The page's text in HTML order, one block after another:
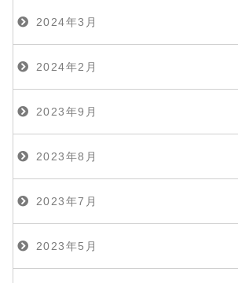
2024年3月
2024年2月
2023年9月
2023年8月
2023年7月
2023年5月